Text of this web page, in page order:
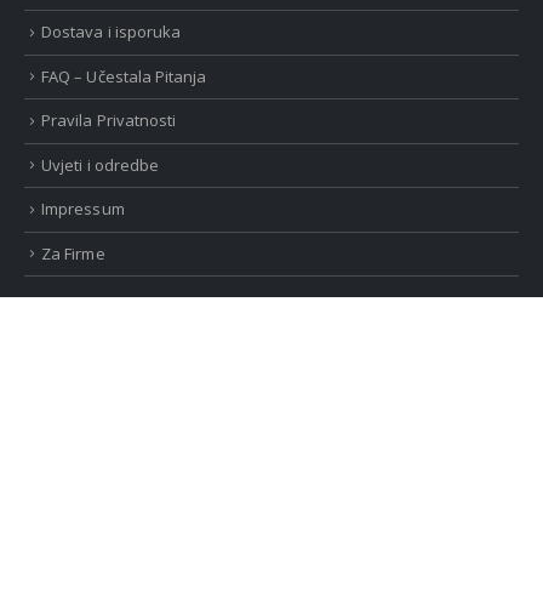
Dostava i isporuka
FAQ – Učestala Pitanja
Pravila Privatnosti
Uvjeti i odredbe
Impressum
Za Firme